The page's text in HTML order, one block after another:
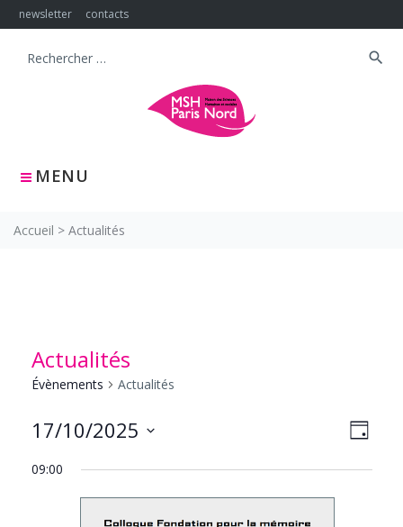
Skip
to
newsletter contacts
MENU
Search
search
Accueil > Actualités
Actualités
Évènements Actualités
PAR
de
vues
JOUR
17/10/2025
une
09:00